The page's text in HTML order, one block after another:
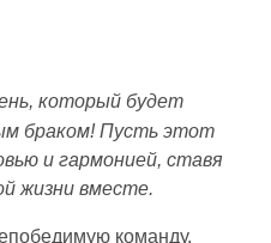
который будет
браком! Пусть этот
и гармонией, ставя
жизни вместе.
команду,